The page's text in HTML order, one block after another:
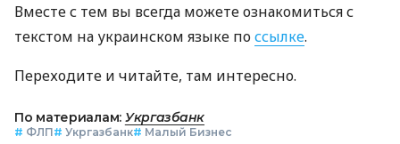
Вместе с тем вы всегда можете ознакомиться с
текстом на украинском языке поссылке.
Переходите и читайте, там интересно.
По материалам: Укргазбанк
# ФЛП# Укргазбанк# Малый Бизнес